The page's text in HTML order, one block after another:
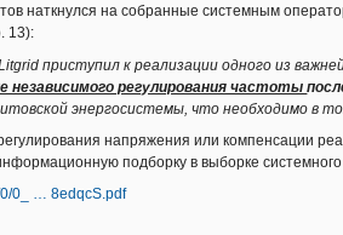
наткнулся на собранные системным
13):
приступил к реализации одного из
независимого регулирования частоты
энергосистемы, что необходимо в
напряжения или компенсации
подборку в выборке
0/0_ … 8edqcS.pdf